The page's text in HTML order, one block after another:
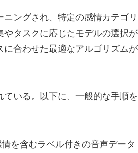
ングされ、特定の感情カテゴリ
タスクに応じたモデルの選択が
合わせた最適なアルゴリズムが
いる。以下に、一般的な手順を
を含むラベル付きの音声データ